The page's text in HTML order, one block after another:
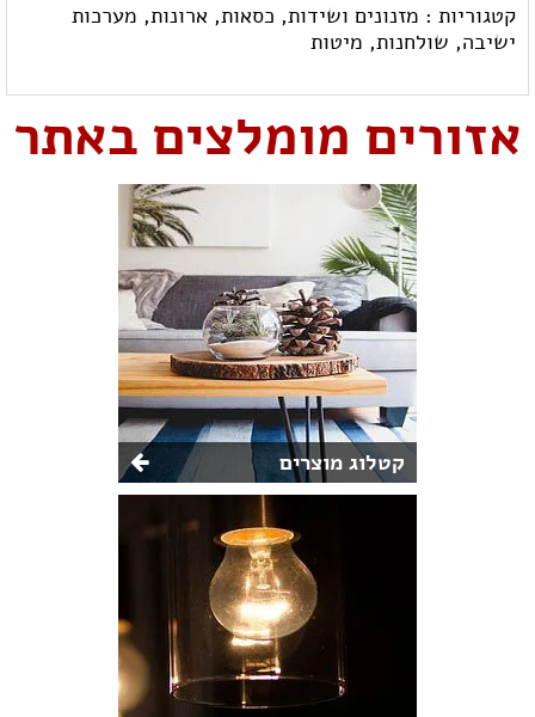
קטגוריות : מזנונים ושידות, כסאות, ארונות, מערכות
ישיבה, שולחנות, מיטות
אזורים מומלצים באתר
קטלוג מוצרים